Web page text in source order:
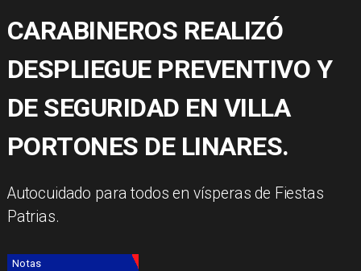
CARABINEROS REALIZÓ
DESPLIEGUE PREVENTIVO Y
DE SEGURIDAD EN VILLA
PORTONES DE LINARES.
Autocuidado para todos en vísperas de Fiestas
Patrias.
Notas